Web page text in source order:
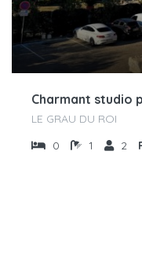
Charmant studio
LE GRAU DU ROI
0
1 2